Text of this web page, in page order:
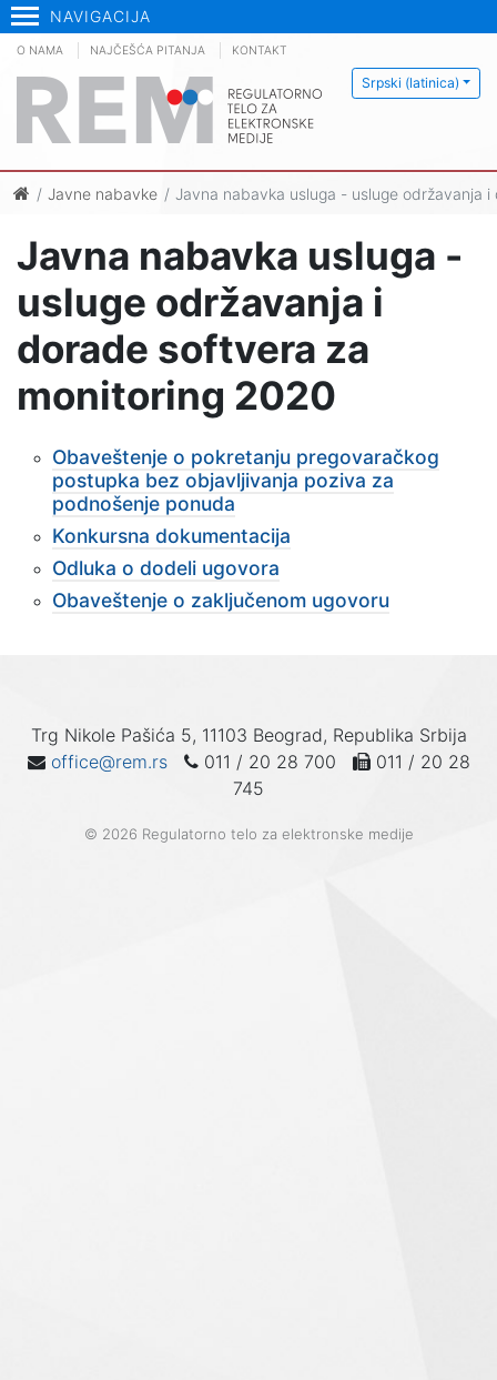
NAVIGACIJA
Srpski (latinica)
O NAMA NAJČEŠĆA PITANJA KONTAKT
Javne nabavke Javna nabavka usluga - usluge održavanja
Javna nabavka usluga -
usluge održavanja i
dorade softvera za
monitoring 2020
Obaveštenje o pokretanju pregovaračkog
postupka bez objavljivanja poziva za
podnošenje ponuda
Konkursna dokumentacija
Odluka o dodeli ugovora
Obaveštenje o zaključenom ugovoru
Trg Nikole Pašića 5, 11103 Beograd, Republika Srbija
office@rem.rs
011 / 20 28 700
011 / 20 28
745
© 2026 Regulatorno telo za elektronske medije